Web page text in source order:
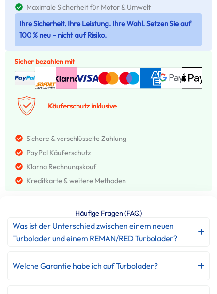
Maximale Sicherheit für Motor & Umwelt
Ihre Sicherheit. Ihre Leistung. Ihre Wahl. Setzen Sie auf
100 % neu – nicht auf Risiko.
Sicher bezahlen mit
Käuferschutz inklusive
Sichere & verschlüsselte Zahlung
PayPal Käuferschutz
Klarna Rechnungskouf
Kreditkarte & weitere Methoden
Häufige Fragen (FAQ)
Was ist der Unterschied zwischen einem neuen
Turbolader und einem REMAN/RED Turbolader?
Welche Garantie habe ich auf Turbolader?